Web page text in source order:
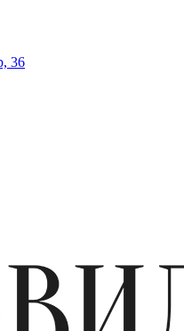
36